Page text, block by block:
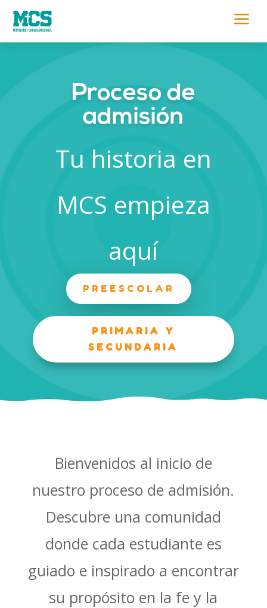
a
Proceso de
admisión
Tu historia en
MCS empieza
aquí
PREESCOLAR
PRIMARIA Y
SECUNDARIA
Bienvenidos al inicio de
nuestro proceso de admisión.
Descubre una comunidad
donde cada estudiante es
guiado e inspirado a encontrar
su propósito en la fe y la